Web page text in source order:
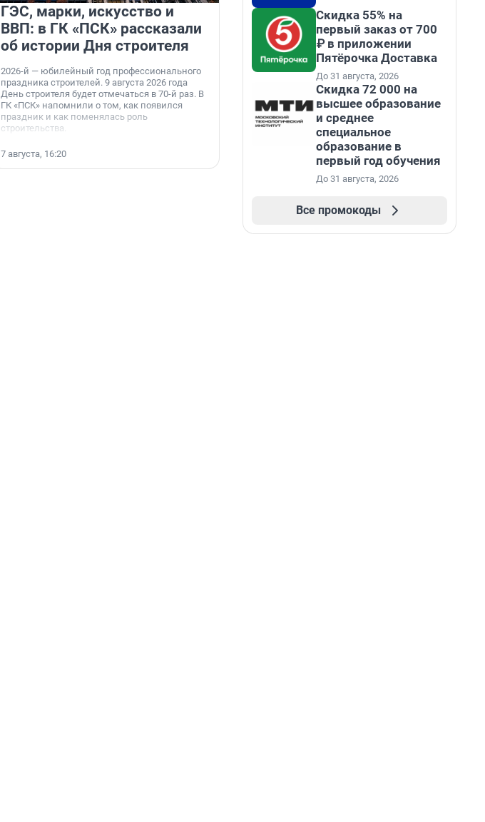
ГЭС, марки, искусство и
ВВП: в ГК «ПСК» рассказали
об истории Дня строителя
2026-й — юбилейный год профессионального
праздника строителей. 9 августа 2026 года
День строителя будет отмечаться в 70-й раз. В
ГК «ПСК» напомнили о том, как появился
праздник и как поменялась роль
строительства.
7 августа, 16:20
На водоёмах Ленобласти
заработали новые базовые
станции МегаФона
Инженеры МегаФона установили телеком-
оборудование на популярных водоёмах
Ленинградской области. Базовые станции
вблизи Лемболовского и Раздолинского озёр,
а также недалеко от Большого Тосненского
водопада.
Скидка 55% на
первый заказ от 700
₽ в приложении
Пятёрочка Доставка
До 31 августа, 2026
Скидка 72 000 на
высшее образование
и среднее
специальное
образование в
первый год обучения
До 31 августа, 2026
Все промокоды